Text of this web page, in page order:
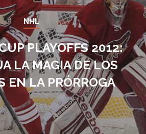
NHL
PLAYOFFS 2012:
LA MAGIA DE LOS
EN LA PRÓRROGA